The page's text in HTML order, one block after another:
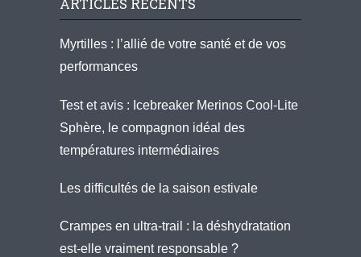
ARTICLES RÉCENTS
Myrtilles : l’allié de votre santé et de vos
performances
Test et avis : Icebreaker Merinos Cool-Lite
Sphère, le compagnon idéal des
températures intermédiaires
Les difficultés de la saison estivale
Crampes en ultra-trail : la déshydratation
est-elle vraiment responsable ?